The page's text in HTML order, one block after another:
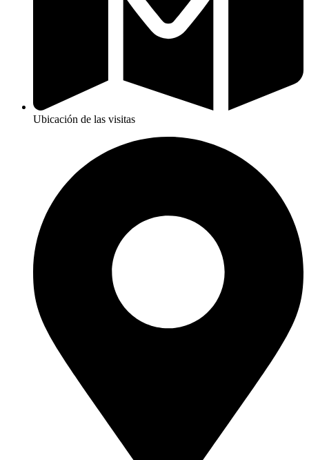
Ubicación de las visitas